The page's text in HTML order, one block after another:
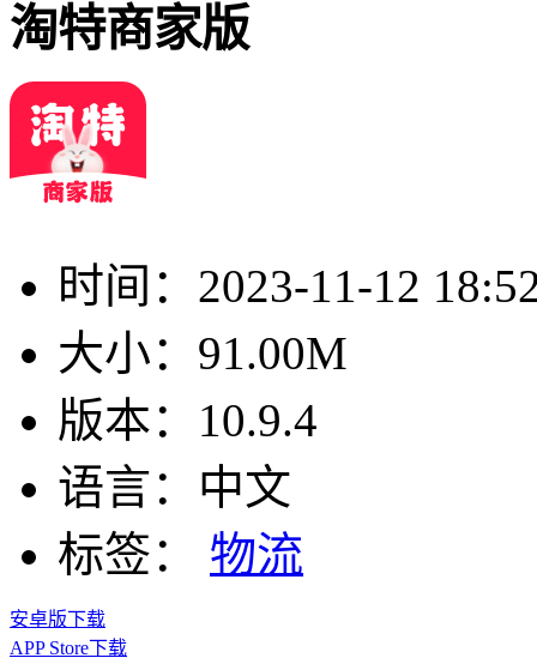
淘特商家版
时间： 2023-11-12
大小： 91.00M
版本： 10.9.4
语言： 中文
标签：
物流
安卓版下载
APP Store下载